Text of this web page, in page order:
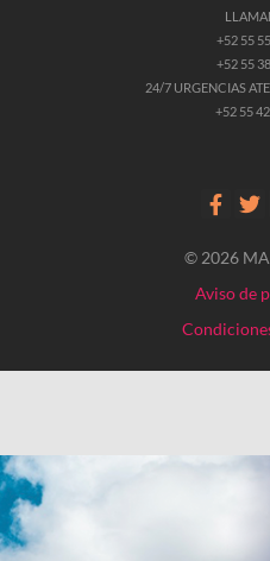
+52 55
+52 55
24/7 URGENCIAS
+52 55
© 2026
Aviso de